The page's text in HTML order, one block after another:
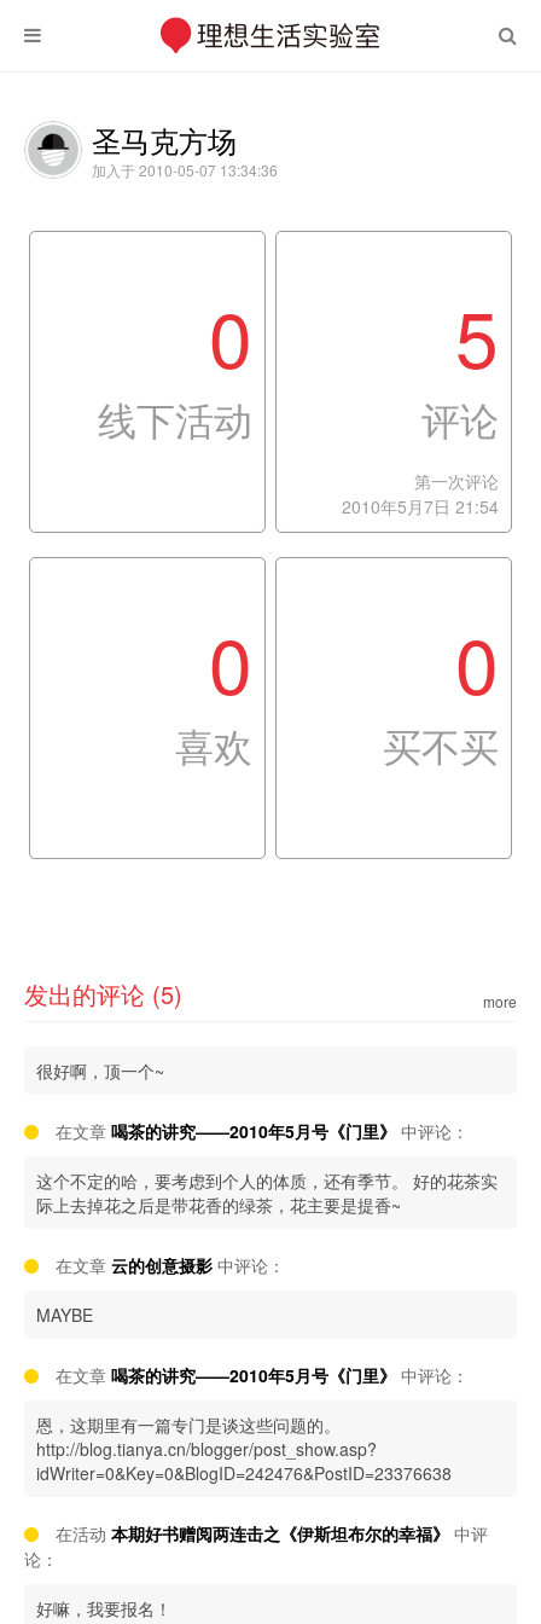
圣马克方场
加入于 2010-05-07 13:34:36
0
线下活动
5
评论
第一次评论
2010年5月7日 21:54
0
喜欢
0
买不买
发出的评论 (5) more
很好啊，顶一个~
在文章 喝茶的讲究——2010年5月号《门里》 中评论：
这个不定的哈，要考虑到个人的体质，还有季节。 好的花茶实
际上去掉花之后是带花香的绿茶，花主要是提香~
在文章 云的创意摄影 中评论：
MAYBE
在文章 喝茶的讲究——2010年5月号《门里》 中评论：
恩，这期里有一篇专门是谈这些问题的。
http://blog.tianya.cn/blogger/post_show.asp?
idWriter=0&Key=0&BlogID=242476&PostID=23376638
在活动 本期好书赠阅两连击之《伊斯坦布尔的幸福》 中评
论：
好嘛，我要报名！